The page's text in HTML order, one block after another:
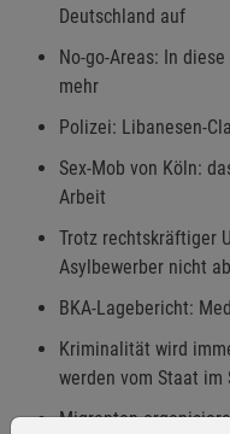
Deutschland auf
No-go-Areas: In
mehr
Polizei: Libanesen-
Sex-Mob von Köln:
Arbeit
Trotz rechtskräftiger
Asylbewerber nicht
BKA-Lagebericht:
Kriminalität wird
werden vom Staat im
Migranten